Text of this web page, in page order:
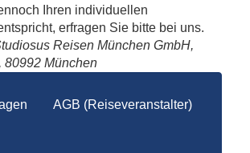
Ihren individuellen
erfragen Sie bitte bei uns.
Reisen München GmbH,
80992 München
AGB (Reiseveranstalter)